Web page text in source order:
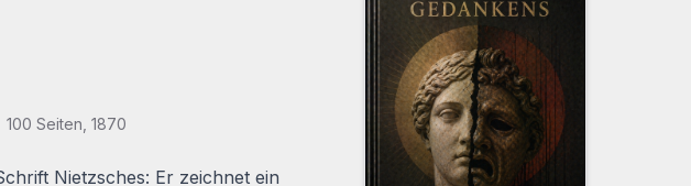
100 Seiten , 1870
Nietzsches: Er zeichnet ein